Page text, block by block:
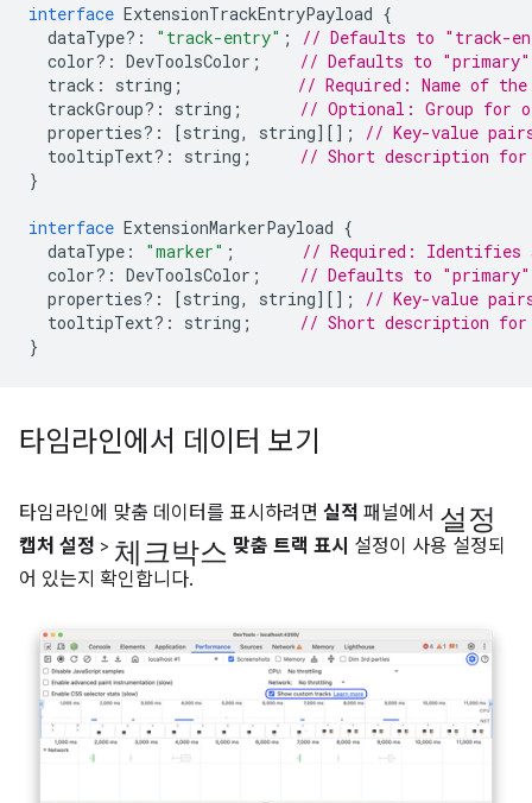
interface ExtensionTrackEntryPayload {
dataType?: "track-entry" ;
// Defaults to "track-
color?: DevToolsColor ;
// Defaults to "primary"
track : string ;
// Required: Name of
trackGroup?: string ;
// Optional: Group for
properties?: [string, string][];
// Key-value
tooltipText?: string ;
// Short description
}
interface ExtensionMarkerPayload {
dataType : "marker" ;
// Required: Identifies
color?: DevToolsColor ;
// Defaults to "primary"
properties?: [string, string][];
// Key-value
tooltipText?: string ;
// Short description
}
타임라인에서 데이터 보기
타임라인에 맞춤 데이터를 표시하려면 실적 패널에서 설정
캡처 설정 > 체크박스 맞춤 트랙 표시 설정이 사용 설정되
어 있는지 확인합니다.